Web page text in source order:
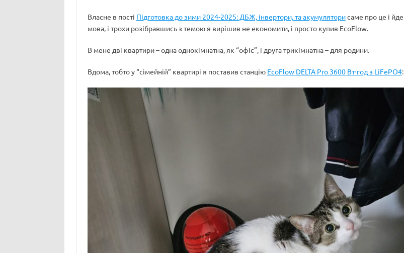
Власне в пості Підготовка до зими 2024-2025: ДБЖ, інвертори, та акумуляторисаме про це і йде
мова, і трохи розібравшись з темою я вирішив не економити, і просто купив EcoFlow.
В мене дві квартири – одна однокімнатна, як “офіс”, і друга трикімнатна – для родини.
Вдома, тобто у “сімейній” квартирі я поставив станцію EcoFlow DELTA Pro 3600 Вт⋅год з LiFePO4: